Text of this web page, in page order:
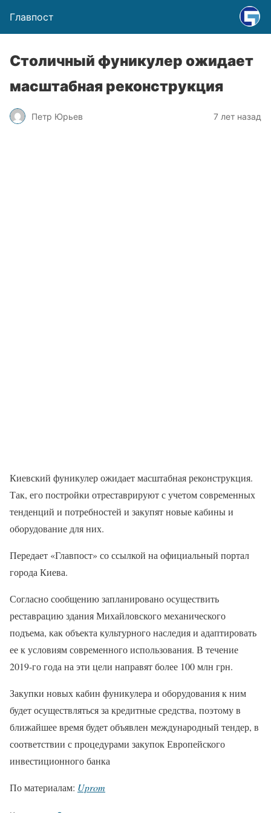
Главпост
Столичный фуникулер ожидает
масштабная реконструкция
Петр Юрьев 7 лет назад
Киевский фуникулер ожидает масштабная реконструкция.
Так, его постройки отреставрируют с учетом современных
тенденций и потребностей и закупят новые кабины и
оборудование для них.
Передает «Главпост» со ссылкой на официальный портал
города Киева.
Согласно сообщению запланировано осуществить
реставрацию здания Михайловского механического
подъема, как объекта культурного наследия и адаптировать
ее к условиям современного использования. В течение
2019-го года на эти цели направят более 100 млн грн.
Закупки новых кабин фуникулера и оборудования к ним
будет осуществляться за кредитные средства, поэтому в
ближайшее время будет объявлен международный тендер, в
соответствии с процедурами закупок Европейского
инвестиционного банка
По материалам: Uprom